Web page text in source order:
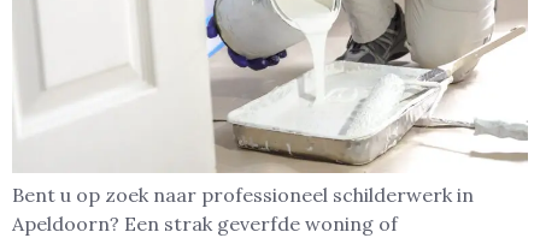
Bent u op zoek naar professioneel schilderwerk in
Apeldoorn? Een strak geverfde woning of